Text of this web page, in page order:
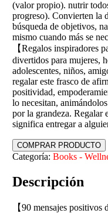
(valor propio). nutrir
progreso). Convierten la
búsqueda de objetivos,
mismo cuando más se
【Regalos inspiradores
divertidos para mujeres,
adolescentes, niños,
regalar este frasco de
positividad,
lo necesitan,
por la grandeza. Regalar
significa entregar a
COMPRAR PRODUCTO
Categoría:Books -
Descripción
【90 mensajes positivos